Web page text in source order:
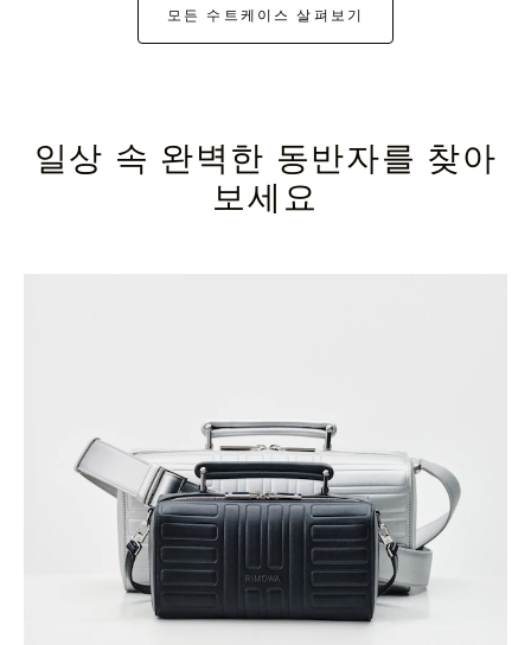
모든 수트케이스 살펴보기
일상 속 완벽한 동반자를 찾아
보세요